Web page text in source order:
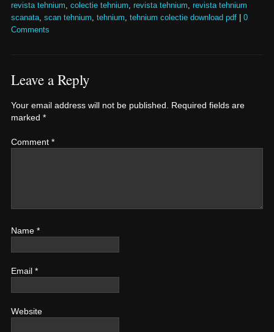
revista tehnium, colectie tehnium, revista tehnium, revista tehnium
scanata, scan tehnium, tehnium, tehnium colectie download pdf
0
Comments
Leave a Reply
Your email address will not be published.
Required fields are
marked *
Comment *
Name *
Email *
Website